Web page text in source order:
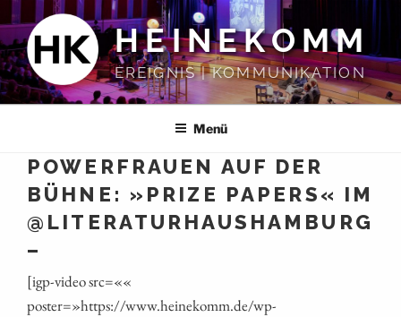
Inhalt
springen
HEINEKOMM
EREIGNIS | KOMMUNIKATION
Menü
POWERFRAUEN AUF DER
BÜHNE: »PRIZE PAPERS« IM
@LITERATURHAUSHAMBURG
–
[igp-video src=««
poster=»https://www.heinekomm.de/wp-